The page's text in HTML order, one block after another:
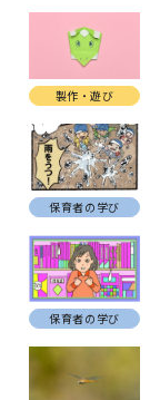
製作・遊び
保育者の学び
保育者の学び